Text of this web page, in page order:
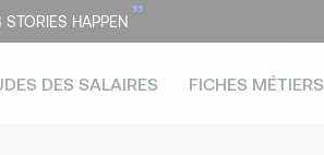
HAPPEN ”
DES SALAIRES FICHES MÉTIERS